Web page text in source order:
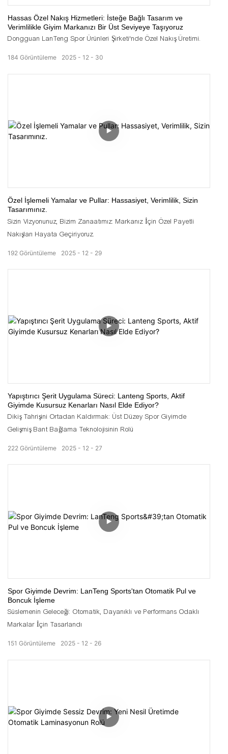
Hassas Özel Nakış Hizmetleri: İsteğe Bağlı Tasarım ve
Verimlilikle Giyim Markanızı Bir Üst Seviyeye Taşıyoruz
Dongguan LanTeng Spor Ürünleri Şirketi'nde Özel Nakış Üretimi.
2025 12 30
184 Görüntüleme
Özel İşlemeli Yamalar ve Pullar: Hassasiyet, Verimlilik, Sizin
Tasarımınız.
Sizin Vizyonunuz, Bizim Zanaatımız: Markanız İçin Özel Payetli
Nakışları Hayata Geçiriyoruz.
2025 12 29
192 Görüntüleme
Yapıştırıcı Şerit Uygulama Süreci: Lanteng Sports, Aktif
Giyimde Kusursuz Kenarları Nasıl Elde Ediyor?
Dikiş Tahrişini Ortadan Kaldırmak: Üst Düzey Spor Giyimde
Gelişmiş Bant Bağlama Teknolojisinin Rolü
2025 12 27
222 Görüntüleme
Spor Giyimde Devrim: LanTeng Sports'tan Otomatik Pul ve
Boncuk İşleme
Süslemenin Geleceği: Otomatik, Dayanıklı ve Performans Odaklı
Markalar İçin Tasarlandı
2025 12 26
151 Görüntüleme